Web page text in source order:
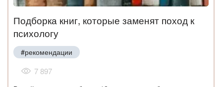
Подборка книг, которые заменят поход к
психологу
#рекомендации
7 897